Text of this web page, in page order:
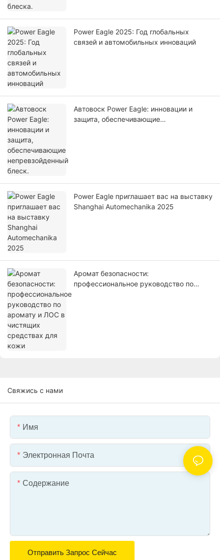
Power Eagle 2025: Год глобальных
связей и автомобильных инноваций
Автовоск Power Eagle: инновации и
защита, обеспечивающие
Power Eagle приглашает вас на выставку
Shanghai Automechanika 2025
Аромат безопасности:
профессиональное руководство по
Свяжись с нами
Имя
Электронная Почта
Содержание
Отправить Запрос Сейчас